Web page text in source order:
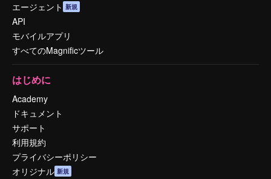
エージェント 新規
API
モバイルアプリ
すべてのMagnificツール
はじめに
Academy
ドキュメント
サポート
利用規約
プライバシーポリシー
オリジナル 新規